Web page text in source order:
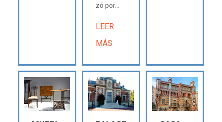
zó por...
LEER
MÁS